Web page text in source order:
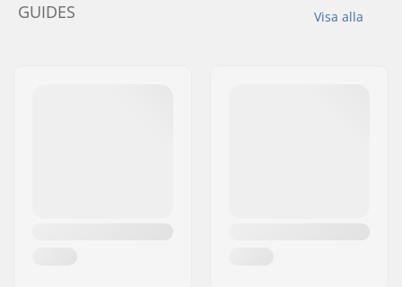
Visa alla
GUIDES